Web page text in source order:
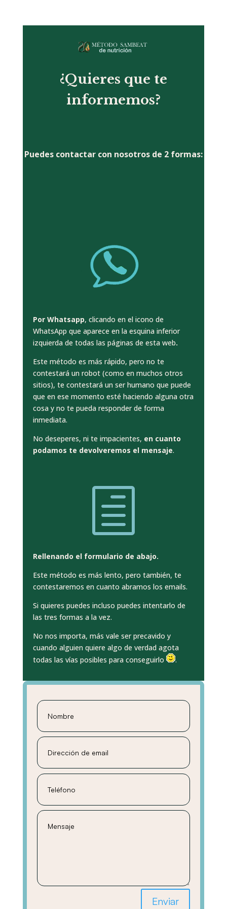
¿Quieres que te
informemos?
Puedes contactar con nosotros de 2 formas:
Por Whatsapp, clicando en el icono de
WhatsApp que aparece en la esquina inferior
izquierda de todas las páginas de esta web.
Este método es más rápido, pero no te
contestará un robot (como en muchos otros
sitios), te contestará un ser humano que puede
que en ese momento esté haciendo alguna otra
cosa y no te pueda responder de forma
inmediata.
No deseperes, ni te impacientes, en cuanto
podamos te devolveremos el mensaje.
h
Rellenando el formulario de abajo.
Este método es más lento, pero también, te
contestaremos en cuanto abramos los emails.
Si quieres puedes incluso puedes intentarlo de
las tres formas a la vez.
No nos importa, más vale ser precavido y
cuando alguien quiere algo de verdad agota
todas las vías posibles para conseguirlo
.
Enviar